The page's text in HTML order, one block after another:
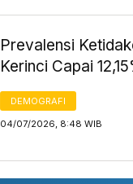
Prevalensi
Kerinci Capai
DEMOGRAFI
04/07/2026, 8:48 WIB